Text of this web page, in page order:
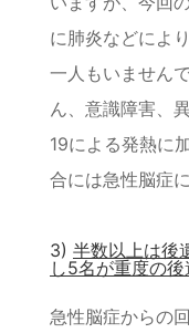
に肺炎などによ
一人もいません
ん、意識障害、
19による発熱に
合には急性脳症
3) 半数以上は後
し5名が重度の
急性脳症からの